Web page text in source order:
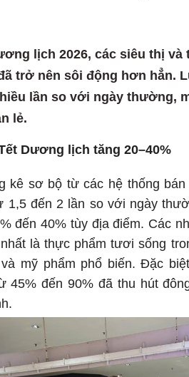
lịch 2026, các siêu thị
trở nên sôi động hơn hẳn.
lần so với ngày thường,
lẻ.
Dương lịch tăng 20–40%
kê sơ bộ từ các hệ thống
1,5 đến 2 lần so với ngày
đến 40% tùy địa điểm. Các
là thực phẩm tươi sống
mỹ phẩm phổ biến. Đặc
45% đến 90% đã thu hút